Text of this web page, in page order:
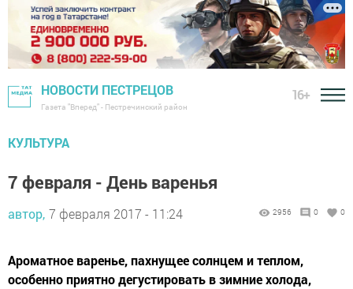
НОВОСТИ ПЕСТРЕЦОВ
Газета "Вперед" - Пестречинский район
16+
КУЛЬТУРА
7 февраля - День варенья
автор, 7 февраля 2017 - 11:24 2956 0 0
Ароматное варенье, пахнущее солнцем и теплом,
особенно приятно дегустировать в зимние холода,